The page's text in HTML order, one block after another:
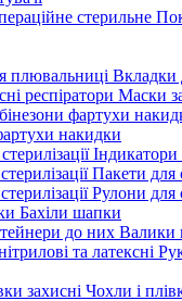
Вкладки
Маски
накидки
Індикатори
Пакети для
Рулони для
Бахіли шапки
Валики
Чохли і